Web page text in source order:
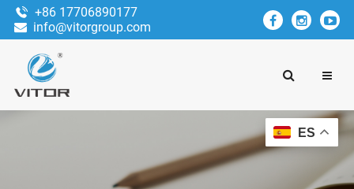
+86 17706890177
info@vitorgroup.com
ES